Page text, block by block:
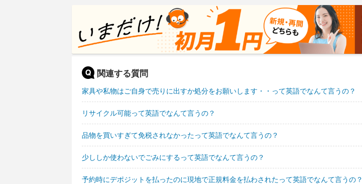
関連する質問
家具や私物はご自身で売りに出すか処分をお願いします・・って英語でなんて言うの？
リサイクル可能って英語でなんて言うの？
品物を買いすぎて免税されなかったって英語でなんて言うの？
少ししか使わないでごみにするって英語でなんて言うの？
予約時にデポジットを払ったのに現地で正規料金を払わされたって英語でなんて言うの？